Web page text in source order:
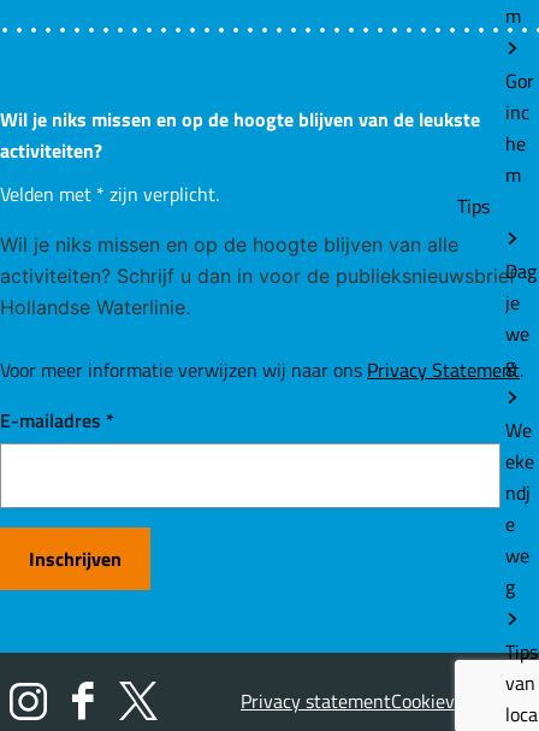
m
Gor
inc
he
m
Tips
Dag
je
we
g
We
eke
ndj
e
we
g
Tips
van
loca
Wil je niks missen en op de hoogte blijven van de leukste
activiteiten?
Velden met * zijn verplicht.
Wil je niks missen en op de hoogte blijven van alle
activiteiten? Schrijf u dan in voor de publieksnieuwsbrief
Hollandse Waterlinie.
Voor meer informatie verwijzen wij naar ons Privacy Statement.
E-mailadres *
Inschrijven
I F X Privacy statementCookievoorkeuren